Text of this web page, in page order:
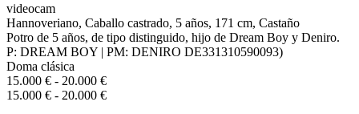
videocam
Hannoveriano, Caballo castrado, 5 años, 171 cm, Castaño
Potro de 5 años, de tipo distinguido, hijo de Dream Boy y Deniro.
P: DREAM BOY | PM: DENIRO DE331310590093)
Doma clásica
15.000 € - 20.000 €
15.000 € - 20.000 €